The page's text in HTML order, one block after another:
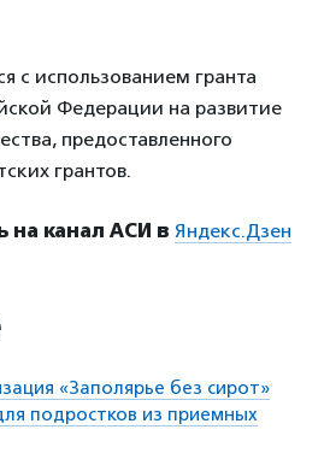
с использованием гранта
Федерации на развитие
предоставленного
грантов.
на канал АСИ в Яндекс.Дзен
«Заполярье без сирот»
подростков из приемных